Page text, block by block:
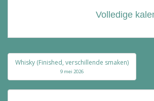
Volledige
Bericht
navigatie
Whisky (Finished, verschillende smaken)
9 mei 2026